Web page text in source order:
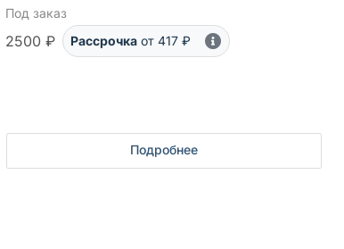
Под заказ
2500 ₽ Рассрочка от 417 ₽
Подробнее